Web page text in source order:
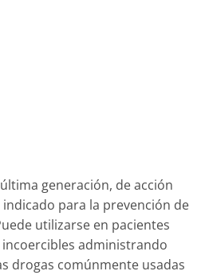
generación, de acción
para la prevención de
utilizarse en pacientes
administrando
drogas comúnmente usadas